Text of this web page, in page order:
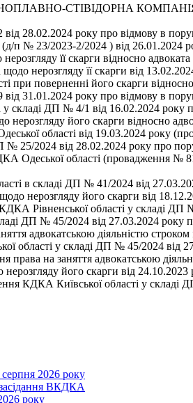
СТІВІДОРНА КОМПАНІЯ»,
28.02.2024 року про відмову в
п № 23/2023-2/2024 ) від 26.01.2024
її скарги відносно
нерозгляду її скарги від
при поверненні його скарги
31.01.2024 року про відмову в
ДП № 4/1 від 16.02.2024 року
нерозгляду його скарги відносно
області від 19.03.2024 року
25/2024 від 28.02.2024 року про
області (провадження №
в складі ДП № 41/2024 від
нерозгляду його скарги від
Рівненської області у складі
ДП № 45/2024 від 27.03.2024 року
адвокатською діяльністю строком
у складі ДП № 45/2024 від
права на заняття адвокатською
його скарги від
КДКА Київської області у складі
2026 року
засідання ВКДКА
року